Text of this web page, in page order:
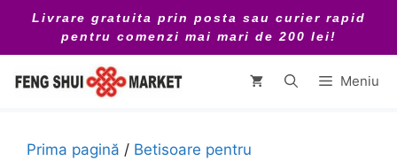
conținut
Livrare gratuita prin posta sau curier rapid
pentru comenzi mai mari de 200 lei!
Meniu
Prima pagină / Betisoare pentru